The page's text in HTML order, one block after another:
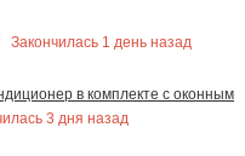
Закончилась 1 день назад
в комплекте с оконным
3 дня назад